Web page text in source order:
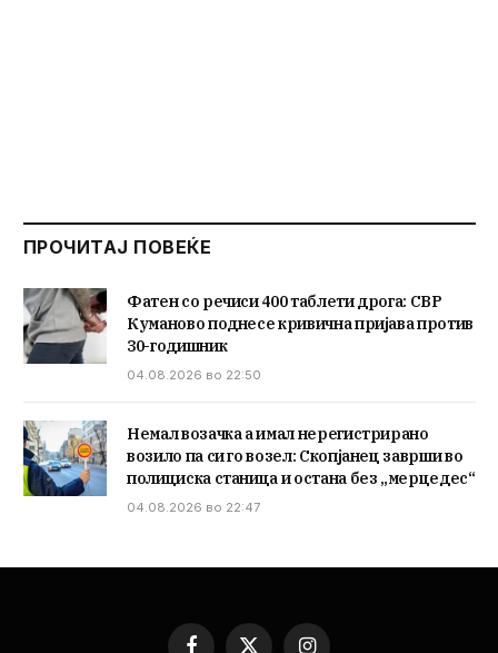
ПРОЧИТАЈ ПОВЕЌЕ
Фатен со речиси 400 таблети дрога: СВР
Куманово поднесе кривична пријава против
30-годишник
04.08.2026 во 22:50
Немал возачка а имал нерегистрирано
возило па си го возел: Скопјанец заврши во
полициска станица и остана без „мерцедес“
04.08.2026 во 22:47